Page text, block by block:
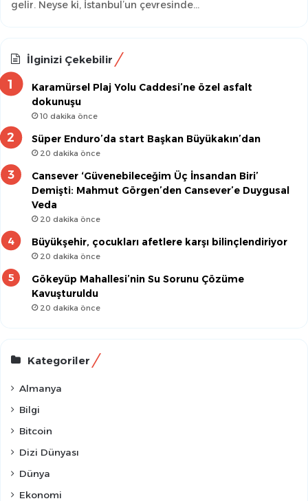
gelir. Neyse ki, İstanbul’un çevresinde…
İlginizi Çekebilir
Karamürsel Plaj Yolu Caddesi’ne özel asfalt
dokunuşu
10 dakika önce
Süper Enduro’da start Başkan Büyükakın’dan
20 dakika önce
Cansever ‘Güvenebileceğim Üç İnsandan Biri’
Demişti: Mahmut Görgen’den Cansever’e Duygusal
Veda
20 dakika önce
Büyükşehir, çocukları afetlere karşı bilinçlendiriyor
20 dakika önce
Gökeyüp Mahallesi’nin Su Sorunu Çözüme
Kavuşturuldu
20 dakika önce
Kategoriler
Almanya
Bilgi
Bitcoin
Dizi Dünyası
Dünya
Ekonomi